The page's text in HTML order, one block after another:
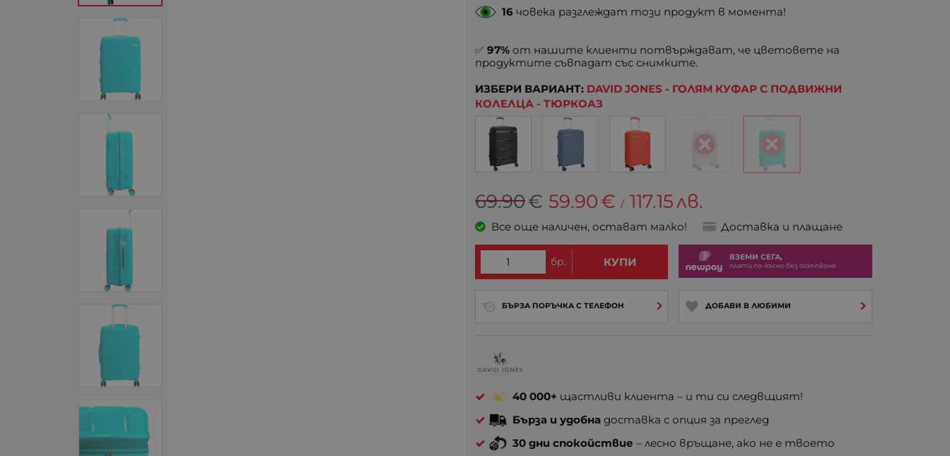
16човека разглеждат този продукт в момента!
✅ 97% от нашите клиенти потвърждават, че цветовете на
продуктите съвпадат със снимките.
ИЗБЕРИ ВАРИАНТ: DAVID JONES - ГОЛЯМ КУФАР С ПОДВИЖНИ
КОЛЕЛЦА - ТЮРКОАЗ
69.90€ 59.90€ / 117.15лв.
Все още наличен, остават малко! Доставка и плащане
бр. КУПИ ВЗЕМИ СЕГА,
плати по-късно без оскъпвяне
БЪРЗА ПОРЪЧКА С ТЕЛЕФОН ДОБАВИ В ЛЮБИМИ
40 000+ щастливи клиента – и ти си следвщият!
Бърза и удобна доставка с опция за преглед
30 дни спокойствие – лесно връщане, ако не е твоето